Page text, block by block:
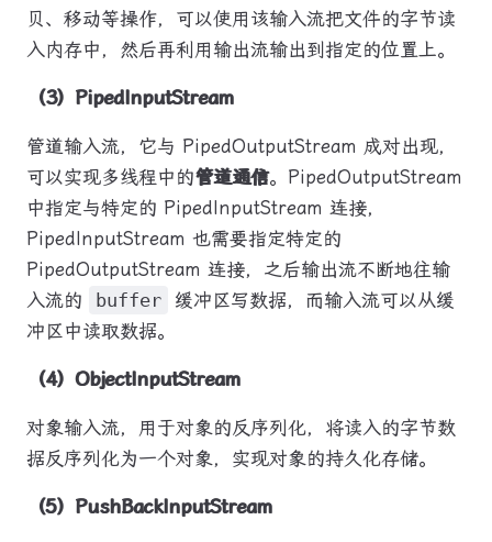
贝、移动等操作，可以使用该输入流把文件的字节读
入内存中，然后再利用输出流输出到指定的位置上。
（3）PipedInputStream
管道输入流，它与 PipedOutputStream 成对出现，
可以实现多线程中的管道通信。PipedOutputStream
中指定与特定的 PipedInputStream 连接，
PipedInputStream 也需要指定特定的
PipedOutputStream 连接，之后输出流不断地往输
入流的
buffer
缓冲区写数据，而输入流可以从缓
冲区中读取数据。
（4）ObjectInputStream
对象输入流，用于对象的反序列化，将读入的字节数
据反序列化为一个对象，实现对象的持久化存储。
（5）PushBackInputStream